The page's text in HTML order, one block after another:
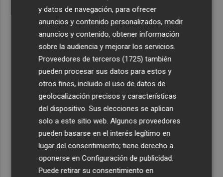
y datos de navegación, para ofrecer
anuncios y contenido personalizados, medir
anuncios y contenido, obtener información
sobre la audiencia y mejorar los servicios.
Proveedores de terceros (1725) también
pueden procesar sus datos para estos y
otros fines, incluido el uso de datos de
geolocalización precisos y características
del dispositivo. Sus elecciones se aplican
solo a este sitio web. Algunos proveedores
pueden basarse en el interés legítimo en
lugar del consentimiento; tiene derecho a
oponerse enConfiguración de publicidad
Puede retirar su consentimiento en